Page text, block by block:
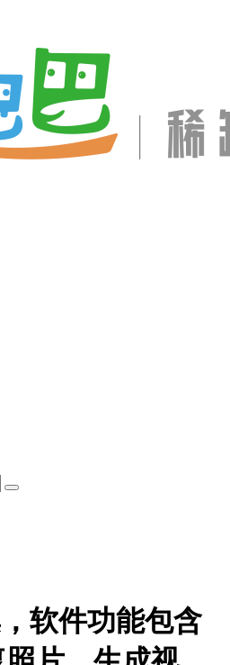
软件功能包含